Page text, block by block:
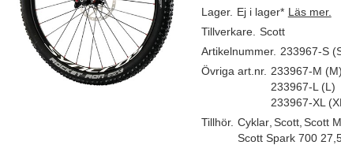
Lager. Ej i lager* Läs mer.
Tillverkare. Scott
Artikelnummer. 233967-S
Övriga art.nr. 233967-M (M)
233967-L (L)
233967-XL
Tillhör. Cyklar, Scott, Scott
Scott Spark 700